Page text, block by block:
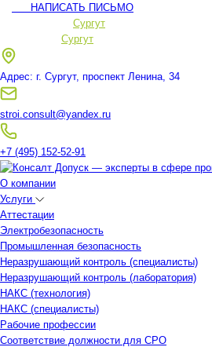
НАПИСАТЬ ПИСЬМО
Сургут
Сургут
Адрес: г. Сургут, проспект Ленина, 34
stroi.consult@yandex.ru
+7 (495) 152-52-91
О компании
Услуги
Аттестации
Электробезопасность
Промышленная безопасность
Неразрушающий контроль (специалисты)
Неразрушающий контроль (лаборатория)
НАКС (технология)
НАКС (специалисты)
Рабочие профессии
Соответствие должности для СРО